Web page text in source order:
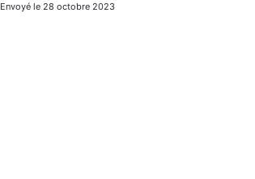
Envoyé le 28 octobre 2023